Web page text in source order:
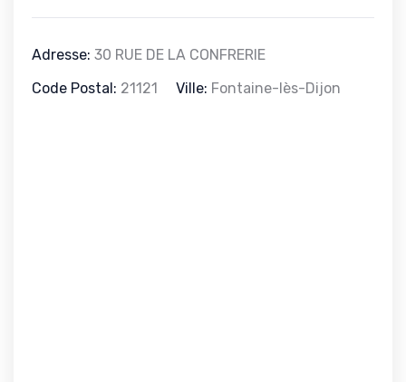
Adresse: 30 RUE DE LA CONFRERIE
Code Postal: 21121 Ville: Fontaine-lès-Dijon